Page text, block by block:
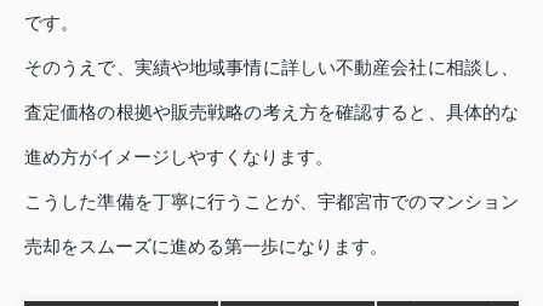
です。
そのうえで、実績や地域事情に詳しい不動産会社に相談し、
査定価格の根拠や販売戦略の考え方を確認すると、具体的な
進め方がイメージしやすくなります。
こうした準備を丁寧に行うことが、宇都宮市でのマンション
売却をスムーズに進める第一歩になります。